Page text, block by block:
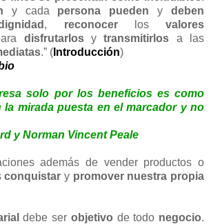
y cada persona pueden ydeben
, reconocerlosvalores
disfrutarlosytransmitirlos a las
.” ( Introducción)
solo por los beneficios es como
mirada puesta en el marcador y no
y Norman Vincent Peale
además de vender productos o
conquistar y promover nuestra propia
debe ser objetivo de todo negocio.